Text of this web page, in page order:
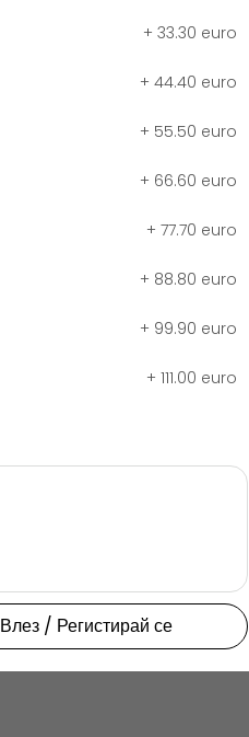
24. РЕДБУЛ БЕЗ КАЛОРИИ
27. РЕДБУЛ ТРОПИК
0.00 euro
+33.30 euro
+44.40 euro
+ 55.50 euro
+ 66.60 euro
+77.70 euro
+ 88.80 euro
+ 99.90 euro
+111.00 euro
Влез / Регистирай се